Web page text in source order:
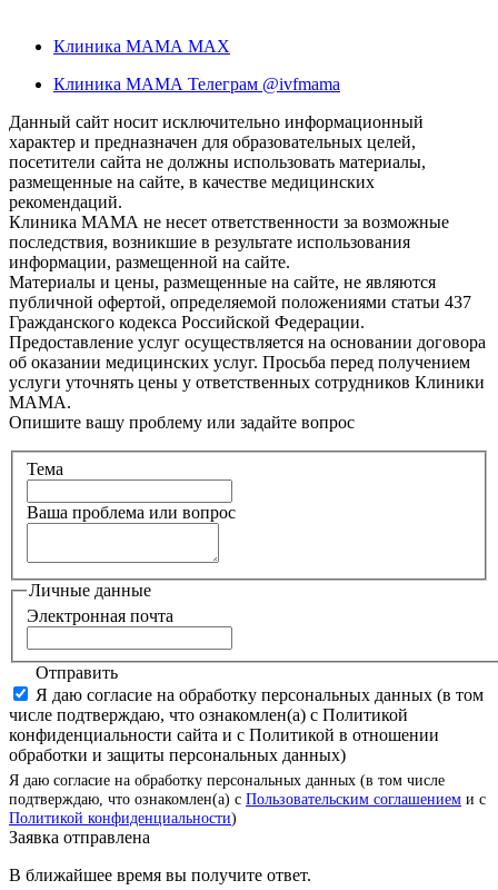
Клиника МАМА MAX
Клиника МАМА Телеграм @ivfmama
Данный сайт носит исключительно информационный
характер и предназначен для образовательных целей,
посетители сайта не должны использовать материалы,
размещенные на сайте, в качестве медицинских
рекомендаций.
Клиника МАМА не несет ответственности за возможные
последствия, возникшие в результате использования
информации, размещенной на сайте.
Материалы и цены, размещенные на сайте, не являются
публичной офертой, определяемой положениями статьи 437
Гражданского кодекса Российской Федерации.
Предоставление услуг осуществляется на основании договора
об оказании медицинских услуг. Просьба перед получением
услуги уточнять цены у ответственных сотрудников Клиники
МАМА.
Опишите вашу проблему или задайте вопрос
Тема
Ваша проблема или вопрос
Личные данные
Электронная почта
Отправить
Я даю согласие на обработку персональных данных (в том
числе подтверждаю, что ознакомлен(а) с Политикой
конфиденциальности сайта и с Политикой в отношении
обработки и защиты персональных данных)
Я даю согласие на обработку персональных данных (в том числе
подтверждаю, что ознакомлен(а) с Пользовательским соглашением и с
Политикой конфиденциальности)
Заявка отправлена
В ближайшее время вы получите ответ.